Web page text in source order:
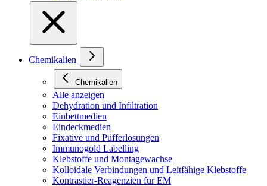
Chemikalien
Chemikalien
Alle anzeigen
Dehydration und Infiltration
Einbettmedien
Eindeckmedien
Fixative und Pufferlösungen
Immunogold Labelling
Klebstoffe und Montagewachse
Kolloidale Verbindungen und Leitfähige Klebstoffe
Kontrastier-Reagenzien für EM